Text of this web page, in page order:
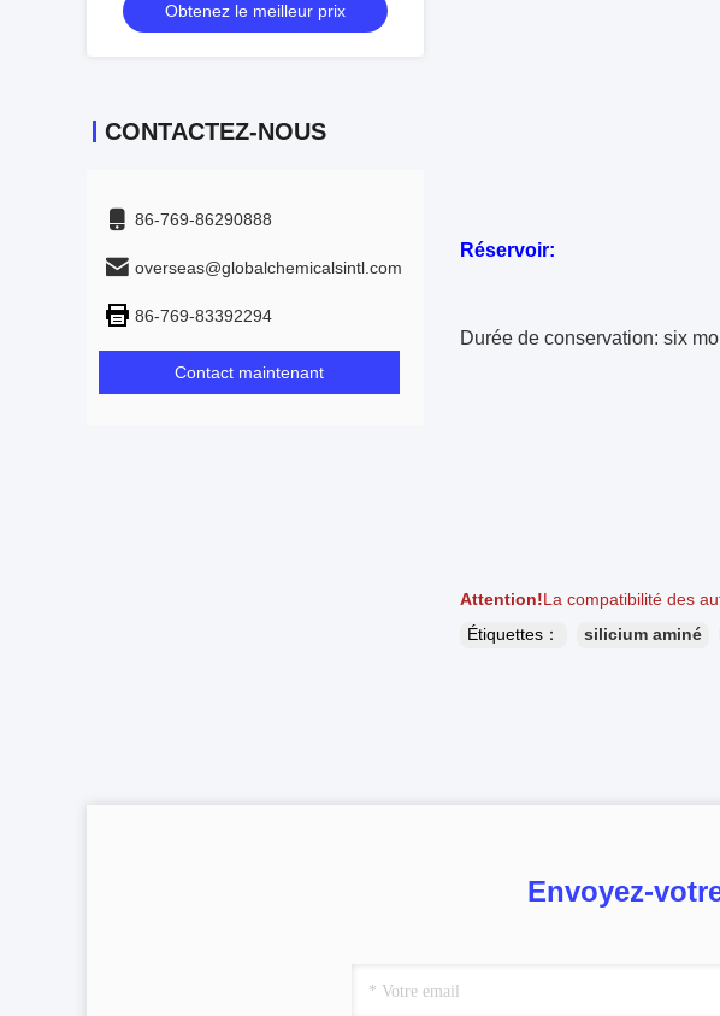
Obtenez le meilleur prix
CONTACTEZ-NOUS
86-769-86290888
overseas@globalchemicalsintl.com
86-769-83392294
Contact maintenant
Réservoir:
Durée de conservation: six
Attention!La compatibilité des
Étiquettes：
silicium aminé
Envoyez-